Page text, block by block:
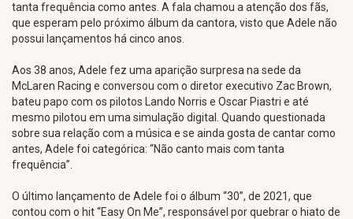
tanta frequência como antes. A fala chamou a atenção dos fãs,
que esperam pelo próximo álbum da cantora, visto que Adele não
possui lançamentos há cinco anos.
Aos 38 anos, Adele fez uma aparição surpresa na sede da
McLaren Racing e conversou com o diretor executivo Zac Brown,
bateu papo com os pilotos Lando Norris e Oscar Piastri e até
mesmo pilotou em uma simulação digital. Quando questionada
sobre sua relação com a música e se ainda gosta de cantar como
antes, Adele foi categórica: “Não canto mais com tanta
frequência”.
O último lançamento de Adele foi o álbum “30”, de 2021, que
contou com o hit “Easy On Me”, responsável por quebrar o hiato de